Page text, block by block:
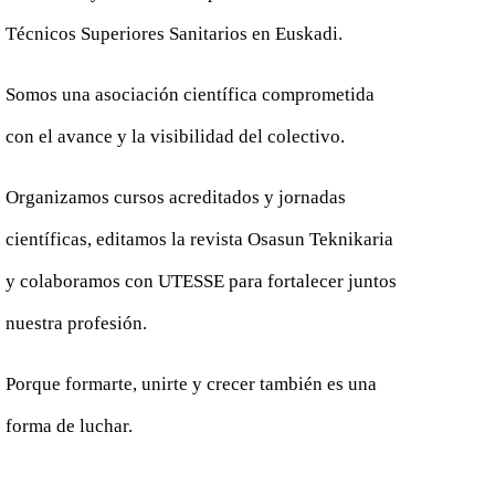
Técnicos Superiores Sanitarios en Euskadi.
Somos una asociación científica comprometida
con el avance y la visibilidad del colectivo.
Organizamos cursos acreditados y jornadas
científicas, editamos la revista Osasun Teknikaria
y colaboramos con UTESSE para fortalecer juntos
nuestra profesión.
Porque formarte, unirte y crecer también es una
forma de luchar.